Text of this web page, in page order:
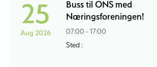
25
Aug 2026
Buss til ONS med
Næringsforeningen!
07:00 - 17:00
Sted :